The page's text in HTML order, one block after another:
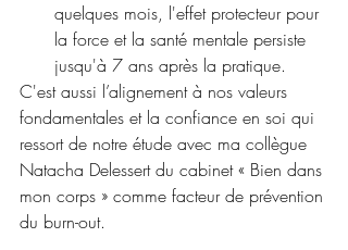
quelques mois, l'effet protecteur pour
la force et la santé mentale persiste
jusqu'à 7 ans après la pratique.
C'est aussi l’alignement à nos valeurs
fondamentales et la confiance en soi qui
ressort de notre étude avec ma collègue
Natacha Delessert du cabinet « Bien dans
mon corps » comme facteur de prévention
du burn-out.